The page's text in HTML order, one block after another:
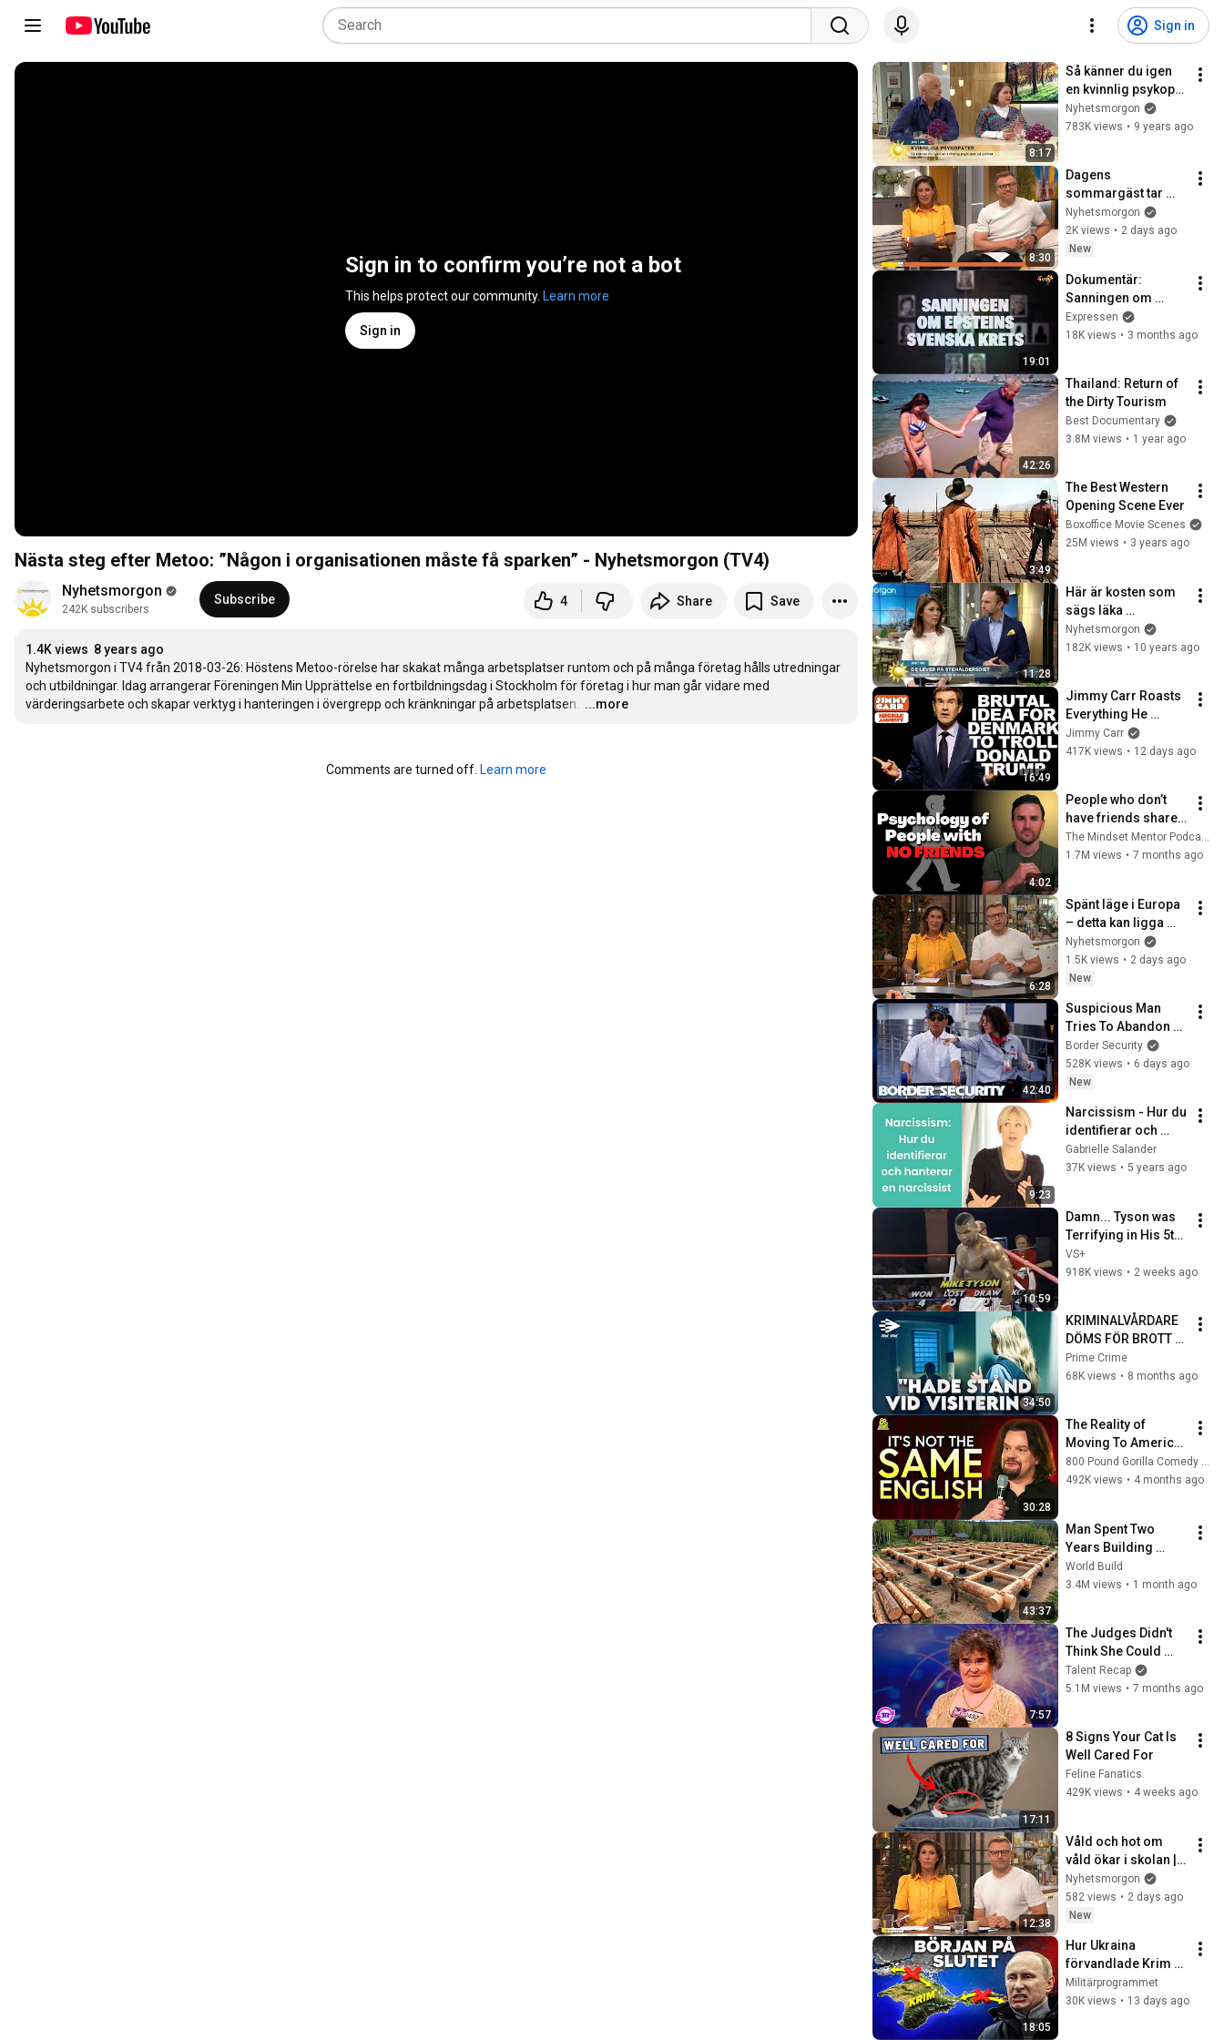
Sign in
Sign in to confirm you’re not a bot
This helps protect our community. Learn more
Sign in
Nästa steg efter Metoo: ”Någon i organisationen måste få sparken” - Nyhetsmorgon (TV4)
Nyhetsmorgon
242K subscribers
Subscribe 4 Share Save
1.4K views 8 years ago
Nyhetsmorgon i TV4 från 2018-03-26: Höstens Metoo-rörelse har skakat många arbetsplatser runtom och på många företag hålls utredningar
och utbildningar. Idag arrangerar Föreningen Min Upprättelse en fortbildningsdag i Stockholm för företag i hur man går vidare med
värderingsarbete och skapar verktyg i hanteringen i övergrepp och kränkningar på arbetsplatsen.
…
...more
Comments are turned off. Learn more
8:17
Så känner du igen
en kvinnlig psykopat
- Nyhetsmorgon
(TV4)
Nyhetsmorgon
783K views • 9 years ago
8:30
Dagens
sommargäst tar
oss med till 1910-
talets Stockholm |
Nyhetsmorgon | TV4
Nyhetsmorgon
2K views • 2 days ago
New
19:01
Dokumentär:
Sanningen om
Epsteins svenska
krets
Expressen
18K views • 3 months ago
42:26
Thailand: Return of
the Dirty Tourism
Best Documentary
3.8M views • 1 year ago
3:49
The Best Western
Opening Scene Ever
Boxoffice Movie Scenes
25M views • 3 years ago
11:28
Här är kosten som
sägs läka
inflammationer -
Nyhetsmorgon
Nyhetsmorgon
182K views • 10 years ago
16:49
Jimmy Carr Roasts
Everything He
Knows About
Denmark | Jimmy
Jimmy Carr
417K views • 12 days ago
4:02
People who don’t
have friends share
these five
personality traits
The Mindset Mentor Podcast
1.7M views • 7 months ago
6:28
Spänt läge i Europa
– detta kan ligga
bakom
migrantkrisen i
Ceuta |
& TV4 Play
Nyhetsmorgon
1.5K views • 2 days ago
New
42:40
Suspicious Man
Tries To Abandon
His Bags At The
Border | DOUBLE
EPISODE | Border
Border Security
528K views • 6 days ago
New
9:23
Narcissism - Hur du
identifierar och
hanterar en
narcissist
Gabrielle Salander
37K views • 5 years ago
10:59
Damn... Tyson was
Terrifying in His 5th
Fight
VS+
918K views • 2 weeks ago
34:50
KRIMINALVÅRDARE
DÖMS FÖR BROTT
MOT
TYSTNADSPLIKT |
Prime Crime
68K views • 8 months ago
30:28
The Reality of
Moving To America
With ISMO | Hello
800 Pound Gorilla Comedy Slices
492K views • 4 months ago
43:37
Man Spent Two
Years Building
HUGE Wooden
House for his
@bjornbrenton
World Build
3.4M views • 1 month ago
7:57
The Judges Didn't
Think She Could
Sing... But Then She
Opened Her Mouth!
Talent Recap
5.1M views • 7 months ago
17:11
8 Signs Your Cat Is
Well Cared For
Feline Fanatics
429K views • 4 weeks ago
12:38
Våld och hot om
våld ökar i skolan |
Nyhetsmorgon | TV4
& TV4 Play
Nyhetsmorgon
582 views • 2 days ago
New
18:05
Hur Ukraina
förvandlade Krim
till Putins värsta
mardröm
Militärprogrammet
30K views • 13 days ago